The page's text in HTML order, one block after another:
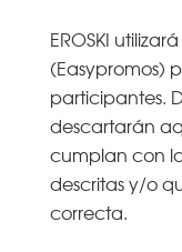
EROSKI
(Easypromos)
participantes.
descartarán
cumplan con
descritas y/o
correcta.